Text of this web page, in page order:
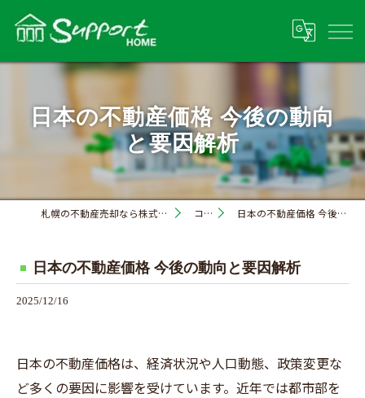
日本の不動産価格 今後の動向
と要因解析
札幌の不動産売却なら株式会社サポートホーム コラム 日本の不動産価格 今後の動向と要因解析
日本の不動産価格 今後の動向と要因解析
2025/12/16
日本の不動産価格は、経済状況や人口動態、政策変更な
ど多くの要因に影響を受けています。近年では都市部を